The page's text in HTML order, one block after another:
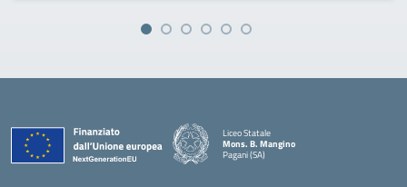
Liceo Statale
Mons. B. Mangino
Pagani (SA)
— Visita la pagina iniziale della scuola